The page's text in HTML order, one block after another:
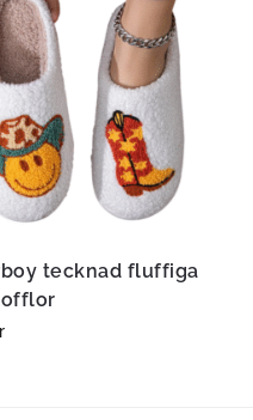
tecknad fluffiga